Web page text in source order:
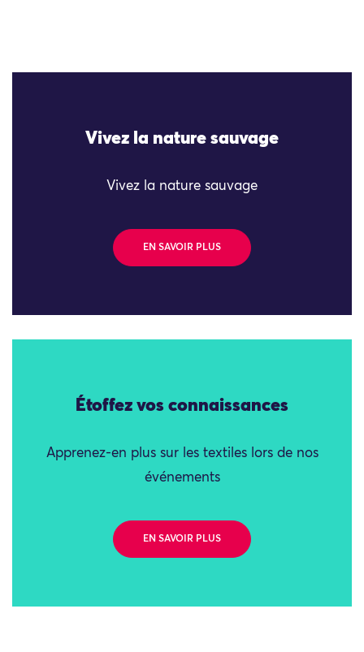
Vivez la nature sauvage
Vivez la nature sauvage
EN SAVOIR PLUS
Étoffez vos connaissances
Apprenez-en plus sur les textiles lors de nos
événements
EN SAVOIR PLUS